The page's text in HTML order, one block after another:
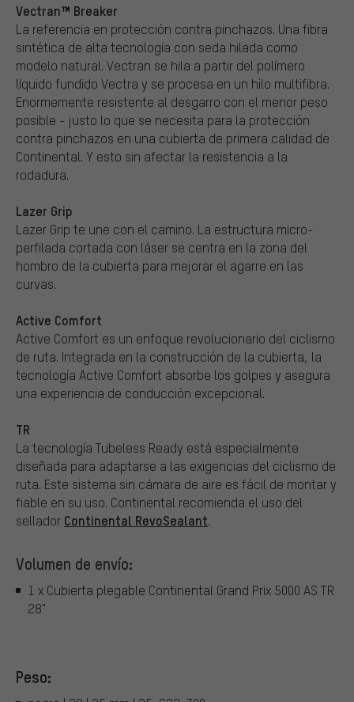
Vectran™ Breaker
La referencia en protección contra pinchazos. Una fibra
sintética de alta tecnología con seda hilada como
modelo natural. Vectran se hila a partir del polímero
líquido fundido Vectra y se procesa en un hilo multifibra.
Enormemente resistente al desgarro con el menor peso
posible - justo lo que se necesita para la protección
contra pinchazos en una cubierta de primera calidad de
Continental. Y esto sin afectar la resistencia a la
rodadura.
Lazer Grip
Lazer Grip te une con el camino. La estructura micro-
perfilada cortada con láser se centra en la zona del
hombro de la cubierta para mejorar el agarre en las
curvas.
Active Comfort
Active Comfort es un enfoque revolucionario del ciclismo
de ruta. Integrada en la construcción de la cubierta, la
tecnología Active Comfort absorbe los golpes y asegura
una experiencia de conducción excepcional.
TR
La tecnología Tubeless Ready está especialmente
diseñada para adaptarse a las exigencias del ciclismo de
ruta. Este sistema sin cámara de aire es fácil de montar y
fiable en su uso. Continental recomienda el uso del
sellador Continental RevoSealant.
Volumen de envío:
1 x Cubierta plegable Continental Grand Prix 5000 AS TR
28"
Peso: